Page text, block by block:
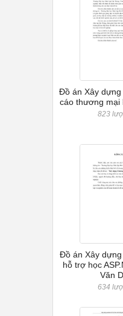
Đồ án Xây dựng
cáo thương mại
823
Đồ án Xây
hỗ trợ học
Văn
634